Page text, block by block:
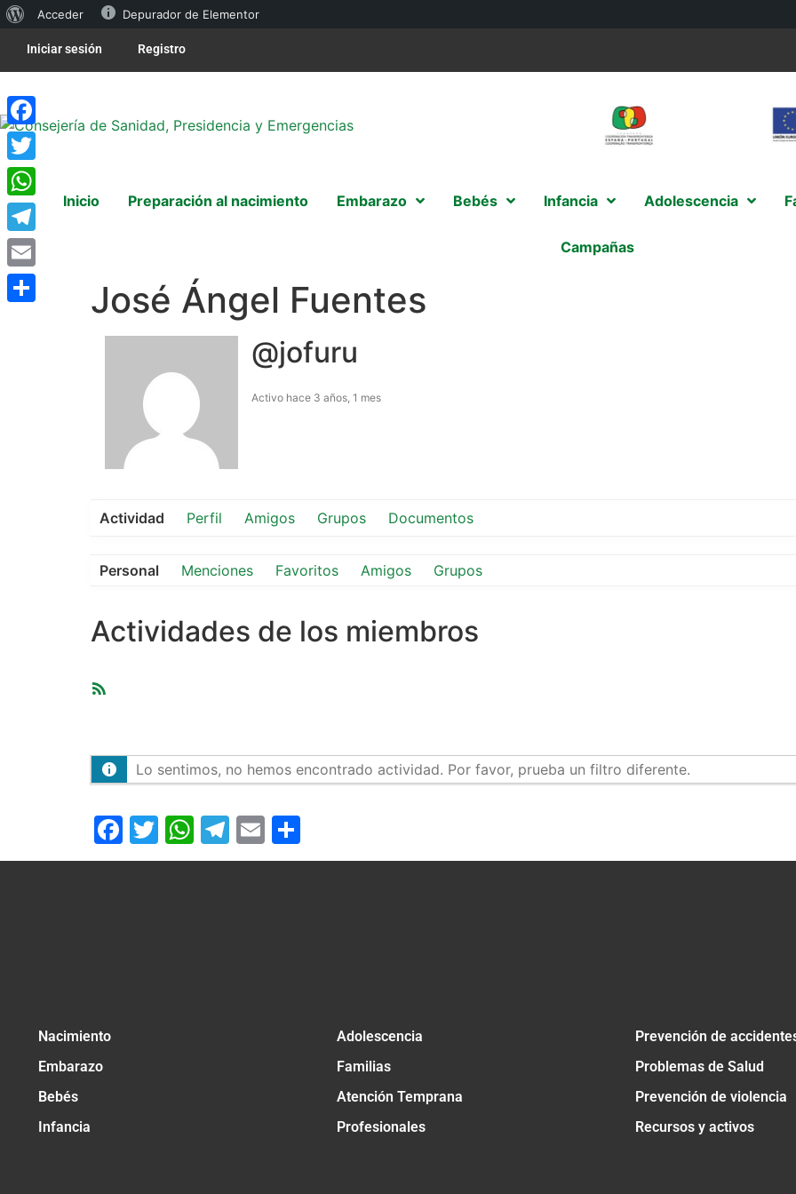
Acceder Depurador de Elementor
Iniciar sesión Registro
Inicio Preparación al nacimiento Embarazo Bebés Infancia Adolescencia
Campañas
José Ángel Fuentes
@jofuru
Activo hace 3 años, 1 mes
Actividad Perfil Amigos Grupos Documentos
Personal Menciones Favoritos Amigos Grupos
Actividades de los miembros
Lo sentimos, no hemos encontrado actividad. Por favor, prueba un filtro diferente.
Facebook
Twitter
WhatsApp
Telegram
Email
Nacimiento
Embarazo
Bebés
Infancia
Adolescencia
Familias
Atención Temprana
Profesionales
Prevención de
Problemas de Salud
Prevención de violencia
Recursos y activos
Facebook
Twitter
WhatsApp
Telegram
Email